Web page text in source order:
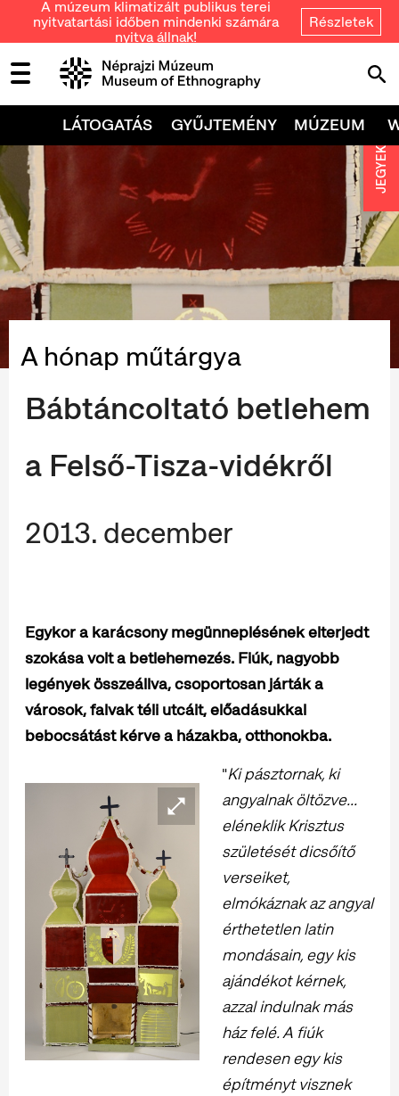
A múzeum klimatizált publikus terei
nyitvatartási időben mindenki számára
nyitva állnak!
Részletek
LÁTOGATÁS GYŰJTEMÉNY MÚZEUM
A hónap műtárgya
Bábtáncoltató betlehem
a Felső-Tisza-vidékről
2013. december
Egykor a karácsony megünneplésének elterjedt
szokása volt a betlehemezés. Fiúk, nagyobb
legények összeállva, csoportosan járták a
városok, falvak téli utcáit, előadásukkal
bebocsátást kérve a házakba, otthonokba.
"Ki pásztornak, ki
angyalnak öltözve...
eléneklik Krisztus
születését dicsőítő
verseiket,
elmókáznak az angyal
érthetetlen latin
mondásain, egy kis
ajándékot kérnek,
azzal indulnak más
ház felé. A fiúk
rendesen egy kis
építményt visznek
JEGYEK